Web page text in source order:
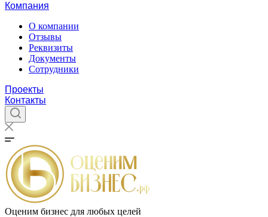
Компания
О компании
Отзывы
Реквизиты
Документы
Сотрудники
Проекты
Контакты
Оценим бизнес для любых целей